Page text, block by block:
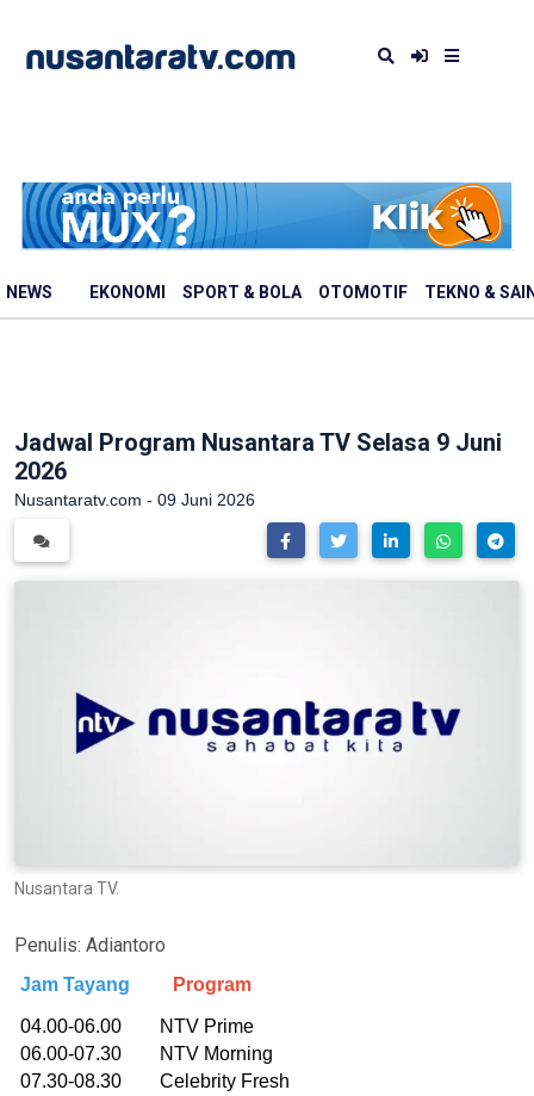
NEWS EKONOMI SPORT & BOLA OTOMOTIF TEKNO &
Jadwal Program Nusantara TV Selasa 9 Juni
2026
Nusantaratv.com - 09 Juni 2026
Nusantara TV.
Penulis: Adiantoro
Jam Tayang Program
04.00-06.00 NTV Prime
06.00-07.30 NTV Morning
07.30-08.30 Celebrity Fresh